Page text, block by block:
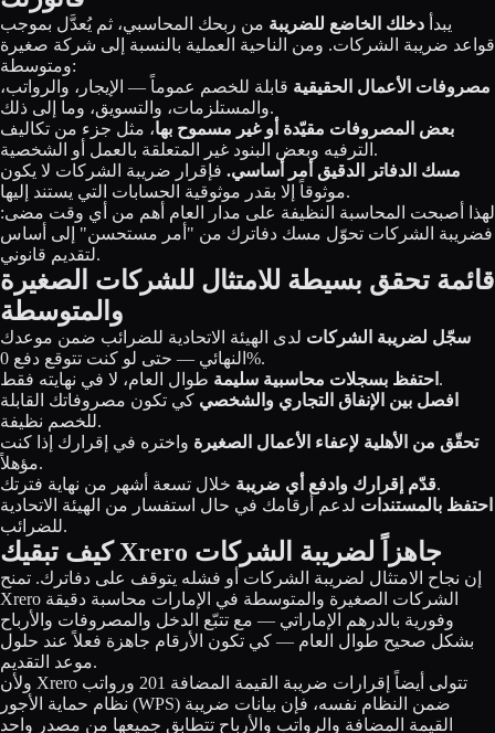
يبدأ دخلك الخاضع للضريبة من ربحك المحاسبي، ثم يُعدَّل بموجب
قواعد ضريبة الشركات. ومن الناحية العملية بالنسبة إلى شركة صغيرة
ومتوسطة:
مصروفات الأعمال الحقيقية قابلة للخصم عموماً — الإيجار، والرواتب،
والمستلزمات، والتسويق، وما إلى ذلك.
بعض المصروفات مقيّدة أو غير مسموح بها، مثل جزء من تكاليف
الترفيه وبعض البنود غير المتعلقة بالعمل أو الشخصية.
مسك الدفاتر الدقيق أمر أساسي. فإقرار ضريبة الشركات لا يكون
موثوقاً إلا بقدر موثوقية الحسابات التي يستند إليها.
لهذا أصبحت المحاسبة النظيفة على مدار العام أهم من أي وقت مضى:
فضريبة الشركات تحوّل مسك دفاترك من "أمر مستحسن" إلى أساس
لتقديم قانوني.
قائمة تحقق بسيطة للامتثال للشركات الصغيرة
والمتوسطة
سجّل لضريبة الشركات لدى الهيئة الاتحادية للضرائب ضمن موعدك
النهائي — حتى لو كنت تتوقع دفع 0%.
احتفظ بسجلات محاسبية سليمة طوال العام، لا في نهايته فقط.
افصل بين الإنفاق التجاري والشخصي كي تكون مصروفاتك القابلة
للخصم نظيفة.
تحقّق من الأهلية لإعفاء الأعمال الصغيرة واختره في إقرارك إذا كنت
مؤهلاً.
قدّم إقرارك وادفع أي ضريبةخلال تسعة أشهر من نهاية فترتك.
احتفظ بالمستندات لدعم أرقامك في حال استفسار من الهيئة الاتحادية
للضرائب.
كيف تبقيك Xrero جاهزاً لضريبة الشركات
إن نجاح الامتثال لضريبة الشركات أو فشله يتوقف على دفاترك. تمنح
Xrero
وفورية بالدرهم الإماراتي — مع تتبّع الدخل والمصروفات والأرباح
بشكل صحيح طوال العام — كي تكون الأرقام جاهزة فعلاً عند حلول
موعد التقديم.
ولأن Xrero تتولى أيضاً إقرارات ضريبة القيمة المضافة 201 ورواتب
نظام حماية الأجور (WPS)
القيمة المضافة والرواتب والأرباح تتطابق جميعها من مصدر واحد